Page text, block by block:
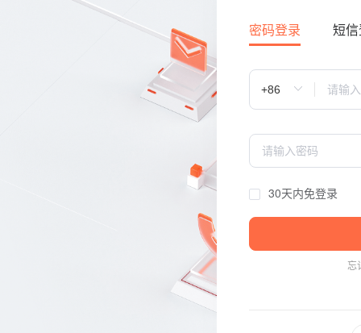
密码登录 短
30天内免登录
忘